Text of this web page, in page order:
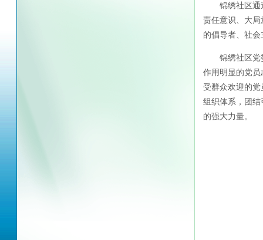
锦绣社区通过
责任意识、大
的倡导者、社
锦绣社区党委
作用明显的党
受群众欢迎的
组织体系，团
的强大力量。